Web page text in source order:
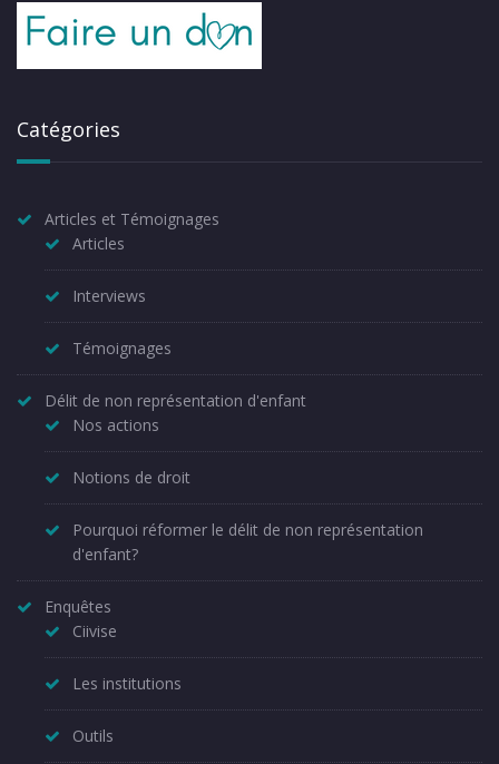
Catégories
Articles et Témoignages
Articles
Interviews
Témoignages
Délit de non représentation d'enfant
Nos actions
Notions de droit
Pourquoi réformer le délit de non représentation
d'enfant?
Enquêtes
Ciivise
Les institutions
Outils